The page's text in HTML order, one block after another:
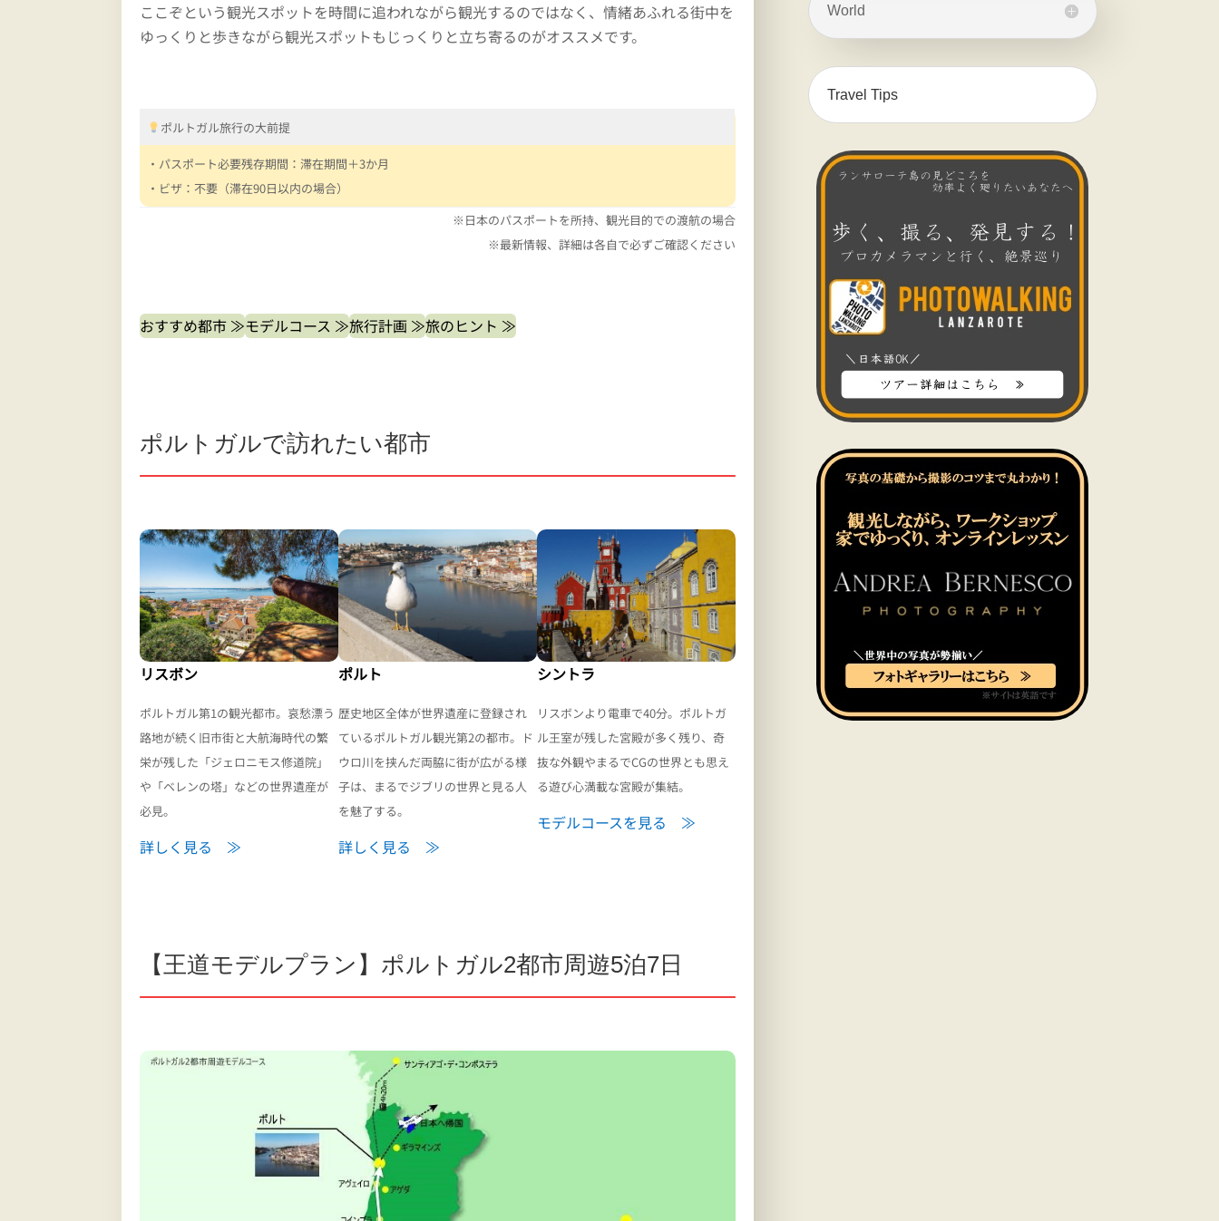
ここぞという観光スポットを時間に追われながら観光するのではなく、情緒あふれる街中を
ゆっくりと歩きながら観光スポットもじっくりと立ち寄るのがオススメです。
ポルトガル旅行の大前提
・パスポート必要残存期間：滞在期間＋3か月
・ビザ：不要（滞在90日以内の場合）
※日本のパスポートを所持、観光目的での渡航の場合
※最新情報、詳細は各自で必ずご確認ください
おすすめ都市 ≫モデルコース ≫旅行計画 ≫旅のヒント ≫
ポルトガルで訪れたい都市
リスボン
ポルトガル第1の観光都市。哀愁漂う
路地が続く旧市街と大航海時代の繁
栄が残した「ジェロニモス修道院」
や「ベレンの塔」などの世界遺産が
必見。
詳しく見る ≫
ポルト
歴史地区全体が世界遺産に登録され
ているポルトガル観光第2の都市。ド
ウロ川を挟んだ両脇に街が広がる様
子は、まるでジブリの世界と見る人
を魅了する。
詳しく見る ≫
シントラ
リスボンより電車で40分。ポルトガ
ル王室が残した宮殿が多く残り、奇
抜な外観やまるでCGの世界とも思え
る遊び心満載な宮殿が集結。
モデルコースを見る ≫
【王道モデルプラン】ポルトガル2都市周遊5泊7日
World
Travel Tips